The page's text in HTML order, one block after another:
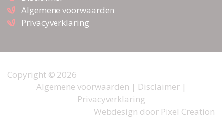
Algemene voorwaarden
Privacyverklaring
Copyright © 2026
Algemene voorwaarden | Disclaimer|
Privacyverklaring
Webdesign door Pixel Creation